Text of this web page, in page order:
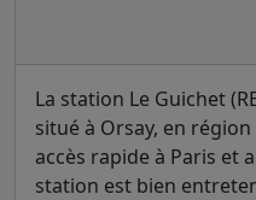
La station Le Guichet
situé à Orsay, en
accès rapide à Paris et
station est bien